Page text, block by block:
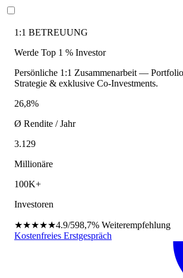
1:1 BETREUUNG
Werde Top 1 % Investor
Persönliche 1:1 Zusammenarbeit —
Strategie & exklusive Co-Investments.
26,8%
Ø Rendite / Jahr
3.129
Millionäre
100K+
Investoren
★★★★★4.9/598,7% Weiterempfehlung
Kostenfreies Erstgespräch